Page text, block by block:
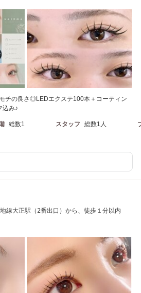
チの良さ◎LEDエクステ100本＋コーティン
込み♪
総数1 スタッフ 総数1人
線大正駅（2番出口）から、徒歩１分以内